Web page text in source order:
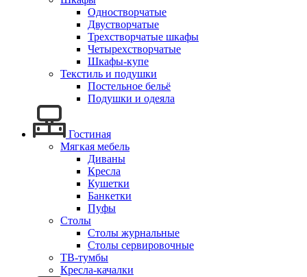
Одностворчатые
Двустворчатые
Трехстворчатые шкафы
Четырехстворчатые
Шкафы-купе
Текстиль и подушки
Постельное бельё
Подушки и одеяла
Гостиная
Мягкая мебель
Диваны
Кресла
Кушетки
Банкетки
Пуфы
Столы
Столы журнальные
Столы сервировочные
ТВ-тумбы
Кресла-качалки